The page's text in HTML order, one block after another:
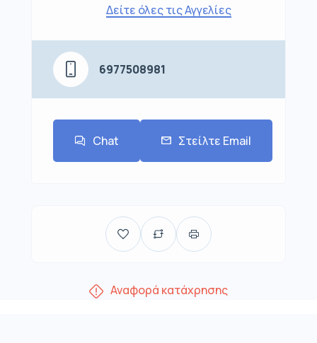
Δείτε όλες τις Αγγελίες
6977508981
Chat Στείλτε Email
Αναφορά κατάχρησης